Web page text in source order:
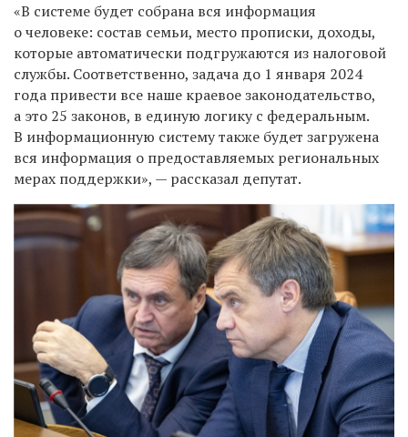
«В системе будет собрана вся информация
о человеке: состав семьи, место прописки, доходы,
которые автоматически подгружаются из налоговой
службы. Соответственно, задача до 1 января 2024
года привести все наше краевое законодательство,
а это 25 законов, в единую логику с федеральным.
В информационную систему также будет загружена
вся информация о предоставляемых региональных
мерах поддержки», — рассказал депутат.